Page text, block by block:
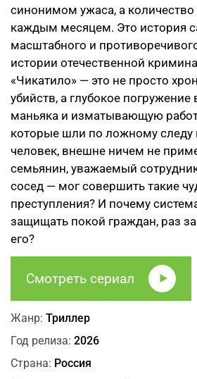
синонимом ужаса, а
каждым месяцем. Это история
масштабного и
истории отечественной
«Чикатило» — это не просто
убийств, а глубокое
маньяка и изматывающую
которые шли по ложному следу
человек, внешне ничем не
семьянин, уважаемый
сосед — мог совершить такие
преступления? И почему
защищать покой граждан, раз
его?
Смотреть сериал
Жанр: Триллер
Год релиза: 2026
Страна: Россия